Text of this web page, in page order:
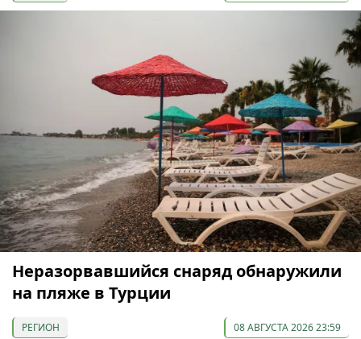
Неразорвавшийся снаряд обнаружили
на пляже в Турции
РЕГИОН 08 АВГУСТА 2026 23:59